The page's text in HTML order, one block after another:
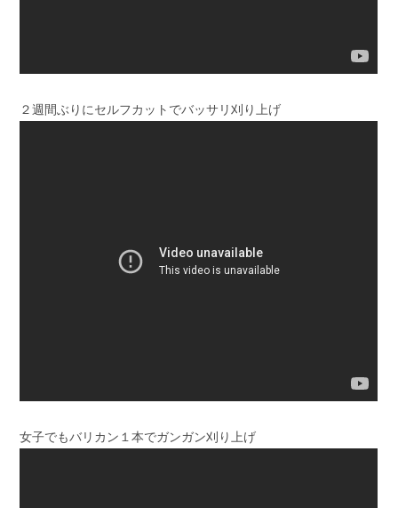
２週間ぶりにセルフカットでバッサリ刈り上げ
女子でもバリカン１本でガンガン刈り上げ